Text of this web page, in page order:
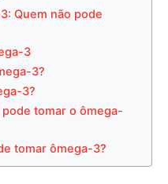
Quem não pode
3
3?
3?
tomar o ômega-
tomar ômega-3?